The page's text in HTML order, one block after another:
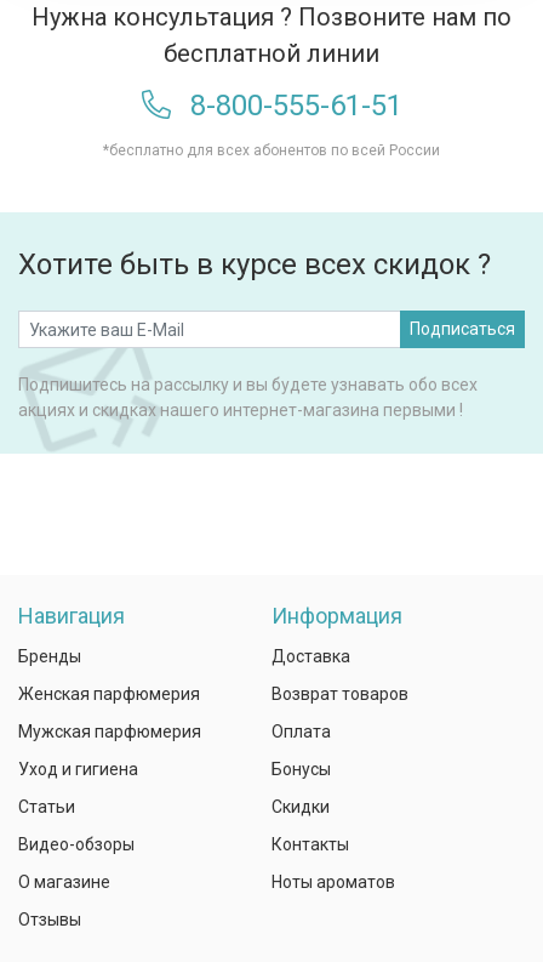
Нужна консультация ? Позвоните нам по
бесплатной линии
8-800-555-61-51
*бесплатно для всех абонентов по всей России
Хотите быть в курсе всех скидок ?
Подписаться
Подпишитесь на рассылку и вы будете узнавать обо всех
акциях и скидках нашего интернет-магазина первыми !
Навигация
Бренды
Женская парфюмерия
Мужская парфюмерия
Уход и гигиена
Статьи
Видео-обзоры
О магазине
Отзывы
Информация
Доставка
Возврат товаров
Оплата
Бонусы
Скидки
Контакты
Ноты ароматов